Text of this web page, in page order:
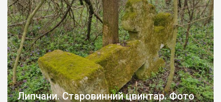
Липчани. Старовинний цвинтар. Фото